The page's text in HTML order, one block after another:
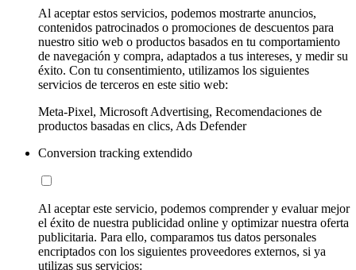
Al aceptar estos servicios, podemos mostrarte anuncios,
contenidos patrocinados o promociones de descuentos para
nuestro sitio web o productos basados en tu comportamiento
de navegación y compra, adaptados a tus intereses, y medir su
éxito. Con tu consentimiento, utilizamos los siguientes
servicios de terceros en este sitio web:
Meta-Pixel, Microsoft Advertising, Recomendaciones de
productos basadas en clics, Ads Defender
Conversion tracking extendido
Al aceptar este servicio, podemos comprender y evaluar mejor
el éxito de nuestra publicidad online y optimizar nuestra oferta
publicitaria. Para ello, comparamos tus datos personales
encriptados con los siguientes proveedores externos, si ya
utilizas sus servicios: